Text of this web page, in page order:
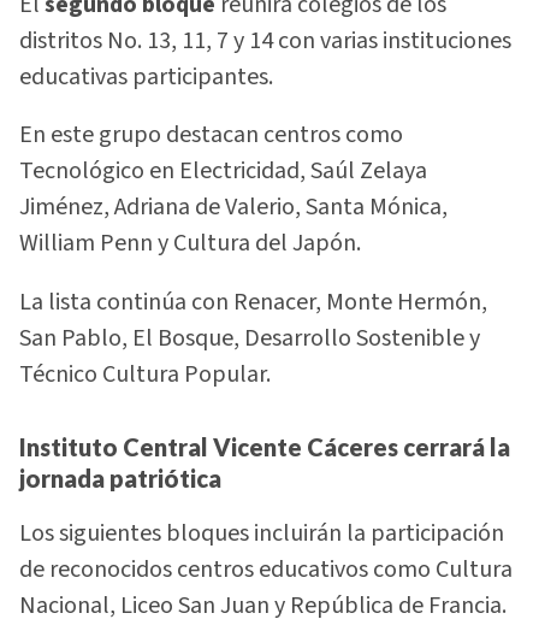
distritos No. 13, 11, 7 y 14 con varias instituciones
educativas participantes.
En este grupo destacan centros como
Tecnológico en Electricidad, Saúl Zelaya
Jiménez, Adriana de Valerio, Santa Mónica,
William Penn y Cultura del Japón.
La lista continúa con Renacer, Monte Hermón,
San Pablo, El Bosque, Desarrollo Sostenible y
Técnico Cultura Popular.
Instituto Central Vicente Cáceres cerrará la
jornada patriótica
Los siguientes bloques incluirán la participación
de reconocidos centros educativos como Cultura
Nacional, Liceo San Juan y República de Francia.